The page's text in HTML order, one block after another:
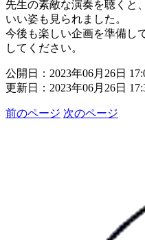
先生の素敵な演奏を聴くと
いい姿も見られました。
今後も楽しい企画を準備し
してください。
公開日：2023年06月26日
更新日：2023年06月26日
前のページ 次のページ